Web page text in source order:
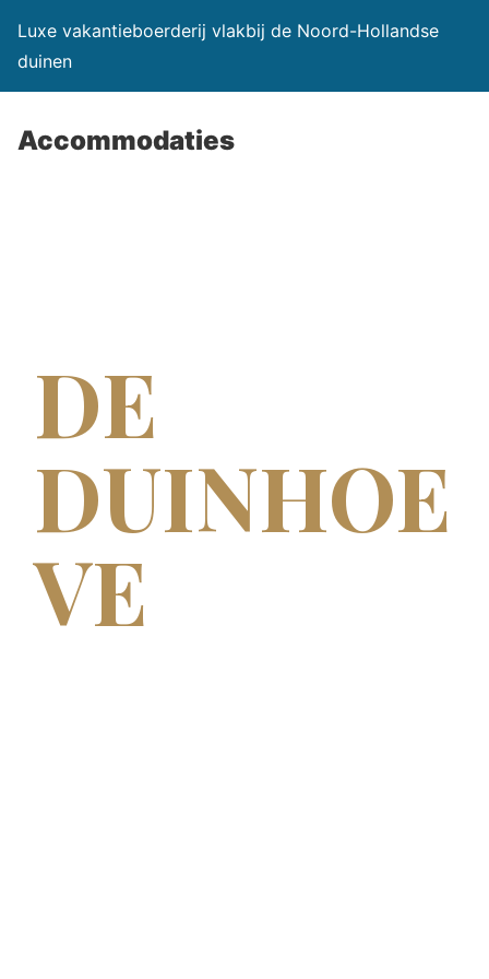
Luxe vakantieboerderij vlakbij de Noord-Hollandse
duinen
Accommodaties
DE
DUINHOE
VE